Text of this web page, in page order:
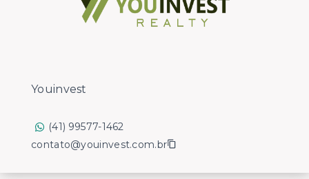
Youinvest
(41) 99577-1462
contato@youinvest.com.br